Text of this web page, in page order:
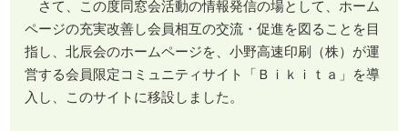
さて、この度同窓会活動の情報発信の場として、ホーム
ページの充実改善し会員相互の交流・促進を図ることを目
指し、北辰会のホームページを、小野高速印刷（株）が運
営する会員限定コミュニティサイト「Ｂｉｋｉｔａ」を導
入し、このサイトに移設しました。